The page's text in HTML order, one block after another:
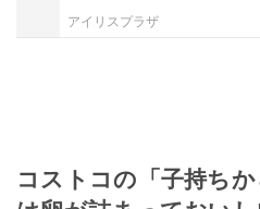
アイリスプラザ
コストコの「子持ち